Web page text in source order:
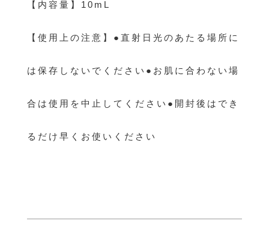
【内容量】10mL
【使用上の注意】●直射日光のあたる場所に
は保存しないでください●お肌に合わない場
合は使用を中止してください●開封後はでき
るだけ早くお使いください